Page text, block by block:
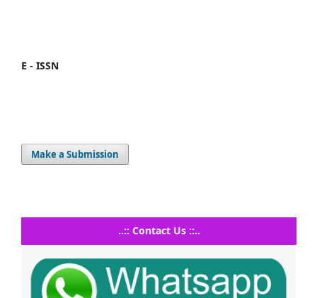
E - ISSN
Make a Submission
..:: Contact Us ::..